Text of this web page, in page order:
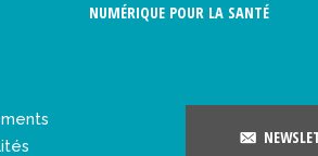
NUMÉRIQUE POUR LA SANTÉ